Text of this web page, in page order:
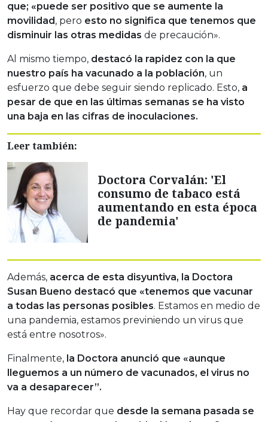
que; «puede ser positivo que se aumente la
movilidad , pero esto no significa que tenemos que
disminuir las otras medidas de precaución».
Al mismo tiempo, destacó la rapidez con la que
nuestro país ha vacunado a la población, un
esfuerzo que debe seguir siendo replicado. Esto, a
pesar de que en las últimas semanas se ha visto
una baja en las cifras de inoculaciones.
Leer también:
Doctora Corvalán: 'El
consumo de tabaco está
aumentando en esta época
de pandemia'
Además, acerca de esta disyuntiva, la Doctora
Susan Bueno destacó que «tenemos que vacunar
a todas las personas posibles. Estamos en medio de
una pandemia, estamos previniendo un virus que
está entre nosotros».
Finalmente, la Doctora anunció que «aunque
lleguemos a un número de vacunados, el virus no
va a desaparecer”.
Hay que recordar que desde la semana pasada se